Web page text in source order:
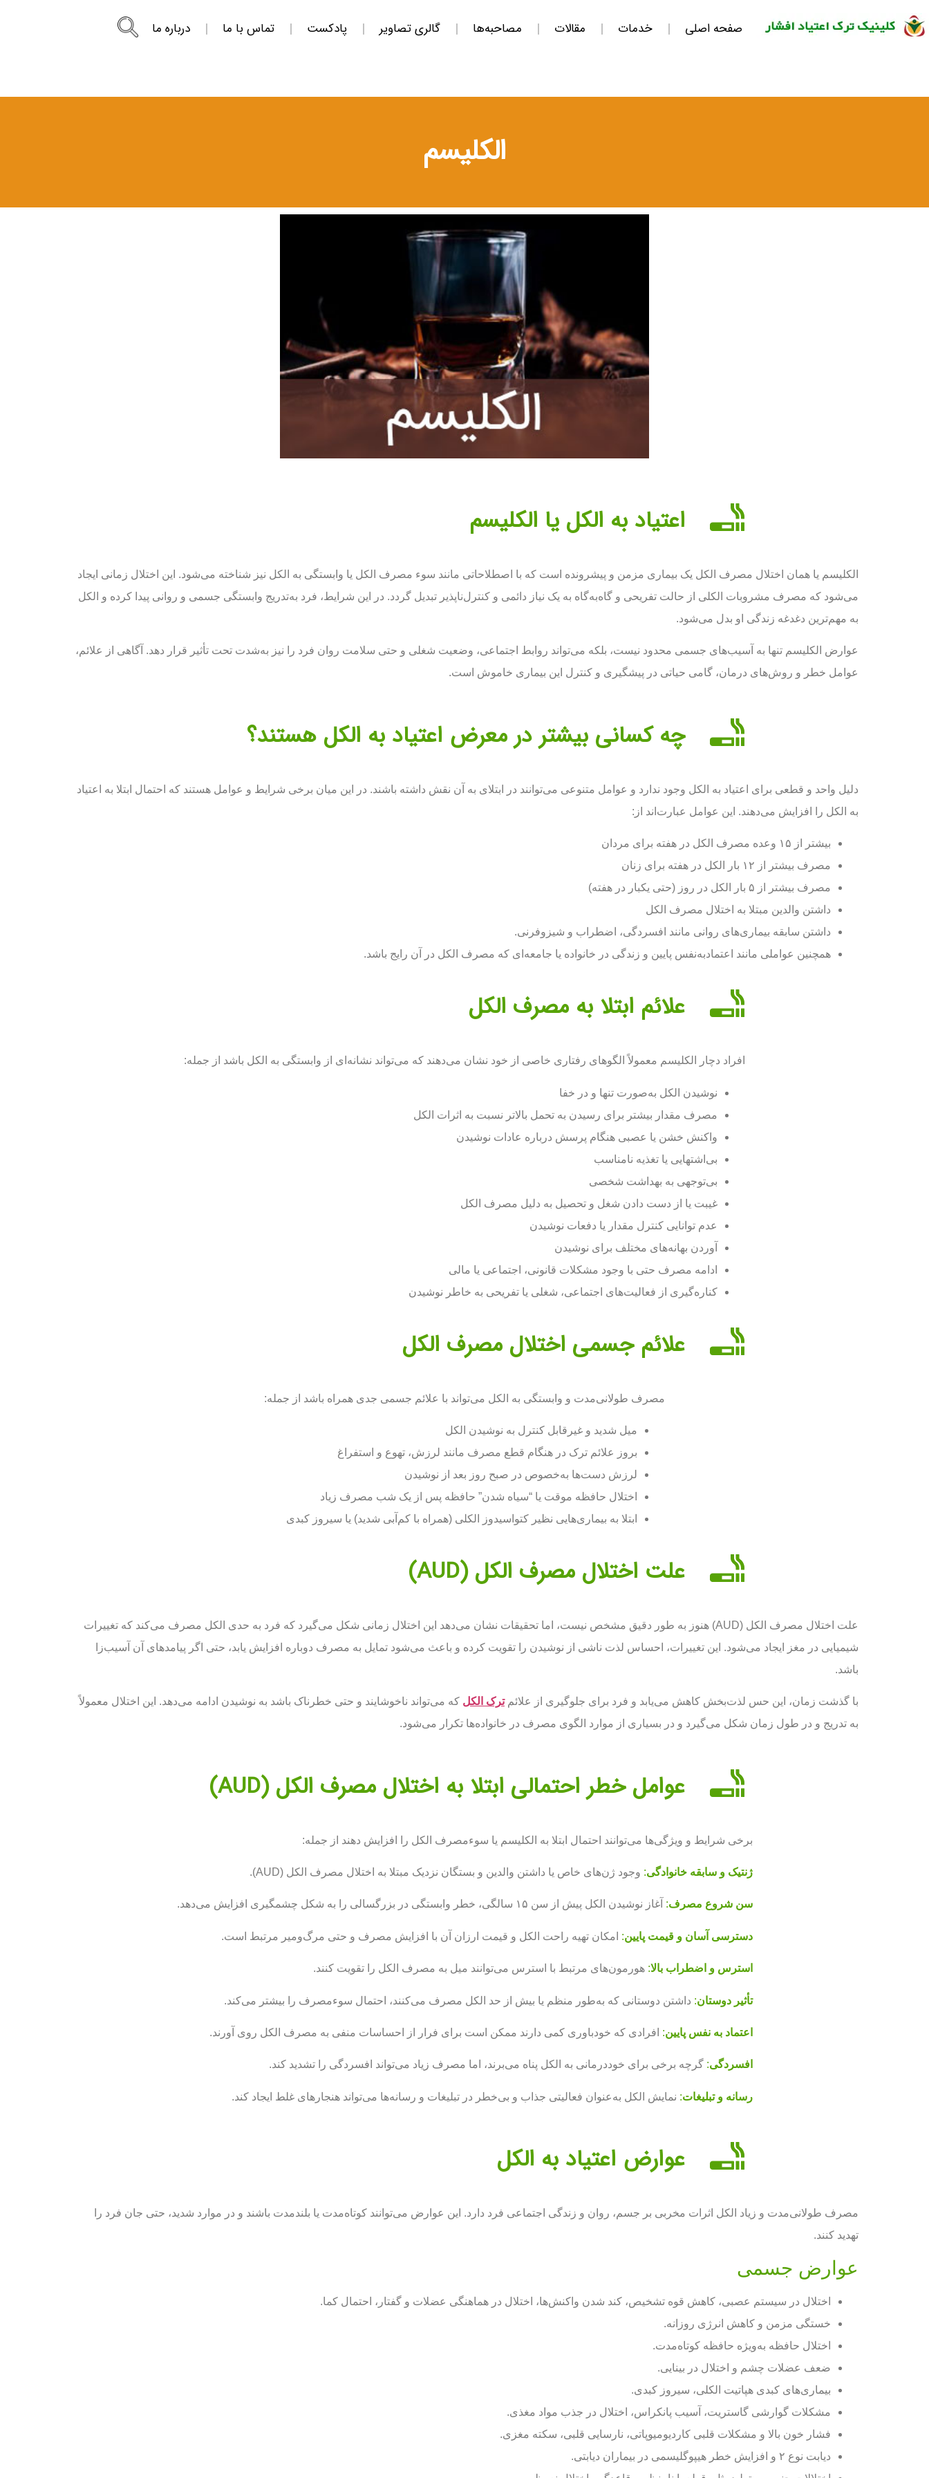
صفحه اصلی خدمات مقالات مصاحبه‌ها گالری تصاویر پادکست تماس با ما درباره ما
الکلیسم
اعتیاد به الکل یا الکلیسم
الکلیسم یا همان اختلال مصرف الکل یک بیماری مزمن و پیشرونده است که با اصطلاحاتی مانند سوء مصرف الکل یا وابستگی به الکل نیز شناخته می‌شود. این اختلال زمانی ایجاد
می‌شود که مصرف مشروبات الکلی از حالت تفریحی و گاه‌به‌گاه به یک نیاز دائمی و کنترل‌ناپذیر تبدیل گردد. در این شرایط، فرد به‌تدریج وابستگی جسمی و روانی پیدا کرده و الکل
به مهم‌ترین دغدغه زندگی او بدل می‌شود.
عوارض الکلیسم تنها به آسیب‌های جسمی محدود نیست، بلکه می‌تواند روابط اجتماعی، وضعیت شغلی و حتی سلامت روان فرد را نیز به‌شدت تحت تأثیر قرار دهد. آگاهی از علائم،
عوامل خطر و روش‌های درمان، گامی حیاتی در پیشگیری و کنترل این بیماری خاموش است.
چه کسانی بیشتر در معرض اعتیاد به الکل هستند؟
دلیل واحد و قطعی برای اعتیاد به الکل وجود ندارد و عوامل متنوعی می‌توانند در ابتلای به آن نقش داشته باشند. در این میان برخی شرایط و عوامل هستند که احتمال ابتلا به اعتیاد
به الکل را افزایش می‌دهند. این عوامل عبار‌ت‌اند از:
بیشتر از ۱۵ وعده مصرف الکل در هفته برای مردان
مصرف بیشتر از ۱۲ بار الکل در هفته برای زنان
مصرف بیشتر از ۵ بار الکل در روز (حتی یکبار در هفته)
داشتن والدین مبتلا به اختلال مصرف الکل
داشتن سابقه بیماری‌های روانی مانند افسردگی، اضطراب و شیزوفرنی.
همچنین عواملی مانند اعتمادبه‌نفس پایین و زندگی در خانواده یا جامعه‌ای که مصرف الکل در آن رایج باشد.
علائم ابتلا به مصرف الکل
افراد دچار الکلیسم معمولاً الگوهای رفتاری خاصی از خود نشان می‌دهند که می‌تواند نشانه‌ای از وابستگی به الکل باشد از جمله:
نوشیدن الکل به‌صورت تنها و در خفا
مصرف مقدار بیشتر برای رسیدن به تحمل بالاتر نسبت به اثرات الکل
واکنش خشن یا عصبی هنگام پرسش درباره عادات نوشیدن
بی‌اشتهایی یا تغذیه نامناسب
بی‌توجهی به بهداشت شخصی
غیبت یا از دست دادن شغل و تحصیل به دلیل مصرف الکل
عدم توانایی کنترل مقدار یا دفعات نوشیدن
آوردن بهانه‌های مختلف برای نوشیدن
ادامه مصرف حتی با وجود مشکلات قانونی، اجتماعی یا مالی
کناره‌گیری از فعالیت‌های اجتماعی، شغلی یا تفریحی به خاطر نوشیدن
علائم جسمی اختلال مصرف الکل
مصرف طولانی‌مدت و وابستگی به الکل می‌تواند با علائم جسمی جدی همراه باشد از جمله:
میل شدید و غیرقابل کنترل به نوشیدن الکل
بروز علائم ترک در هنگام قطع مصرف مانند لرزش، تهوع و استفراغ
لرزش دست‌ها به‌خصوص در صبح روز بعد از نوشیدن
اختلال حافظه موقت یا “سیاه شدن” حافظه پس از یک شب مصرف زیاد
ابتلا به بیماری‌هایی نظیر کتواسیدوز الکلی (همراه با کم‌آبی شدید) یا سیروز کبدی
علت اختلال مصرف الکل (AUD)
علت اختلال مصرف الکل (AUD) هنوز به طور دقیق مشخص نیست، اما تحقیقات نشان می‌دهد این اختلال زمانی شکل می‌گیرد که فرد به حدی الکل مصرف می‌کند که تغییرات
شیمیایی در مغز ایجاد می‌شود. این تغییرات، احساس لذت ناشی از نوشیدن را تقویت کرده و باعث می‌شود تمایل به مصرف دوباره افزایش یابد، حتی اگر پیامدهای آن آسیب‌زا
باشد.
با گذشت زمان، این حس لذت‌بخش کاهش می‌یابد و فرد برای جلوگیری از علائمترک الکل که می‌تواند ناخوشایند و حتی خطرناک باشد به نوشیدن ادامه می‌دهد. این اختلال معمولاً
به تدریج و در طول زمان شکل می‌گیرد و در بسیاری از موارد الگوی مصرف در خانواده‌ها تکرار می‌شود.
عوامل خطر احتمالی ابتلا به اختلال مصرف الکل (AUD)
برخی شرایط و ویژگی‌ها می‌توانند احتمال ابتلا به الکلیسم یا سوءمصرف الکل را افزایش دهند از جمله:
ژنتیک و سابقه خانوادگی: وجود ژن‌های خاص یا داشتن والدین و بستگان نزدیک مبتلا به اختلال مصرف الکل (AUD).
سن شروع مصرف: آغاز نوشیدن الکل پیش از سن ۱۵ سالگی، خطر وابستگی در بزرگسالی را به شکل چشمگیری افزایش می‌دهد.
دسترسی آسان و قیمت پایین: امکان تهیه راحت الکل و قیمت ارزان آن با افزایش مصرف و حتی مرگ‌ومیر مرتبط است.
استرس و اضطراب بالا: هورمون‌های مرتبط با استرس می‌توانند میل به مصرف الکل را تقویت کنند.
تأثیر دوستان: داشتن دوستانی که به‌طور منظم یا بیش از حد الکل مصرف می‌کنند، احتمال سوءمصرف را بیشتر می‌کند.
اعتماد به نفس پایین: افرادی که خودباوری کمی دارند ممکن است برای فرار از احساسات منفی به مصرف الکل روی آورند.
افسردگی: گرچه برخی برای خوددرمانی به الکل پناه می‌برند، اما مصرف زیاد می‌تواند افسردگی را تشدید کند.
رسانه و تبلیغات: نمایش الکل به‌عنوان فعالیتی جذاب و بی‌خطر در تبلیغات و رسانه‌ها می‌تواند هنجارهای غلط ایجاد کند.
عوارض اعتیاد به الکل
مصرف طولانی‌مدت و زیاد الکل اثرات مخربی بر جسم، روان و زندگی اجتماعی فرد دارد. این عوارض می‌توانند کوتاه‌مدت یا بلندمدت باشند و در موارد شدید، حتی جان فرد را
تهدید کنند.
عوارض جسمی
اختلال در سیستم عصبی، کاهش قوه تشخیص، کند شدن واکنش‌ها، اختلال در هماهنگی عضلات و گفتار، احتمال کما.
خستگی مزمن و کاهش انرژی روزانه.
اختلال حافظه به‌ویژه حافظه کوتاه‌مدت.
ضعف عضلات چشم و اختلال در بینایی.
بیماری‌های کبدی هپاتیت الکلی، سیروز کبدی.
مشکلات گوارشی گاستریت، آسیب پانکراس، اختلال در جذب مواد مغذی.
فشار خون بالا و مشکلات قلبی کاردیومیوپاتی، نارسایی قلبی، سکته مغزی.
دیابت نوع ۲ و افزایش خطر هیپوگلیسمی در بیماران دیابتی.